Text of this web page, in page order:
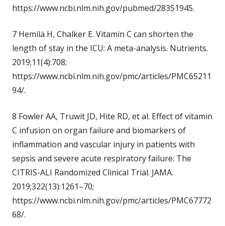
https://www.ncbi.nlm.nih.gov/pubmed/28351945.
7 Hemilä H, Chalker E. Vitamin C can shorten the
length of stay in the ICU: A meta-analysis. Nutrients.
2019;11(4):708;
https://www.ncbi.nlm.nih.gov/pmc/articles/PMC65211
94/.
8 Fowler AA, Truwit JD, Hite RD, et al. Effect of vitamin
C infusion on organ failure and biomarkers of
inflammation and vascular injury in patients with
sepsis and severe acute respiratory failure: The
CITRIS-ALI Randomized Clinical Trial. JAMA.
2019;322(13):1261–70;
https://www.ncbi.nlm.nih.gov/pmc/articles/PMC67772
68/.